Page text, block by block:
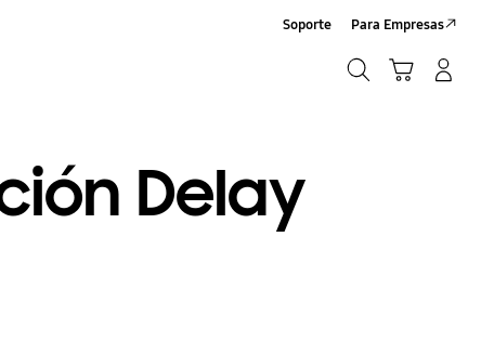
Soporte Para Empresas
Delay